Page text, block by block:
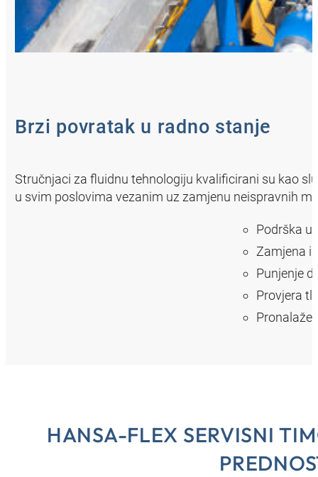
Brzi povratak u radno stanje
Stručnjaci za fluidnu tehnologiju kvalificirani su kao
u svim poslovima vezanim uz zamjenu neispravnih
Podrška u
Zamjena i
Punjenje
Provjera
HANSA-FLEX SERVISNI